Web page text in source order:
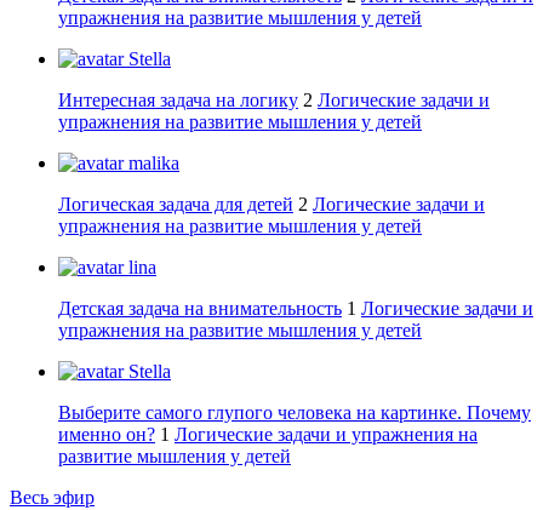
упражнения на развитие мышления у детей
Stella
Интересная задача на логику 2 Логические задачи и
упражнения на развитие мышления у детей
malika
Логическая задача для детей 2 Логические задачи и
упражнения на развитие мышления у детей
lina
Детская задача на внимательность 1 Логические задачи и
упражнения на развитие мышления у детей
Stella
Выберите самого глупого человека на картинке. Почему
именно он? 1 Логические задачи и упражнения на
развитие мышления у детей
Весь эфир